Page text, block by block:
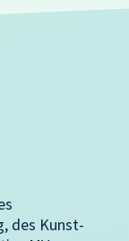
des Kunst-